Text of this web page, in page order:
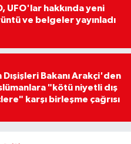
UFO'lar hakkında yeni
ve belgeler yayınladı
Dışişleri Bakanı Arakçi'den
"kötü niyetli dış
karşı birleşme çağrısı